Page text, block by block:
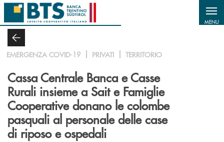
Salta al contenuto principale
MENU
EMERGENZA COVID-19 PRIVATI TERRITORIO
Cassa Centrale Banca e Casse
Rurali insieme a Sait e Famiglie
Cooperative donano le colombe
pasquali al personale delle case
di riposo e ospedali